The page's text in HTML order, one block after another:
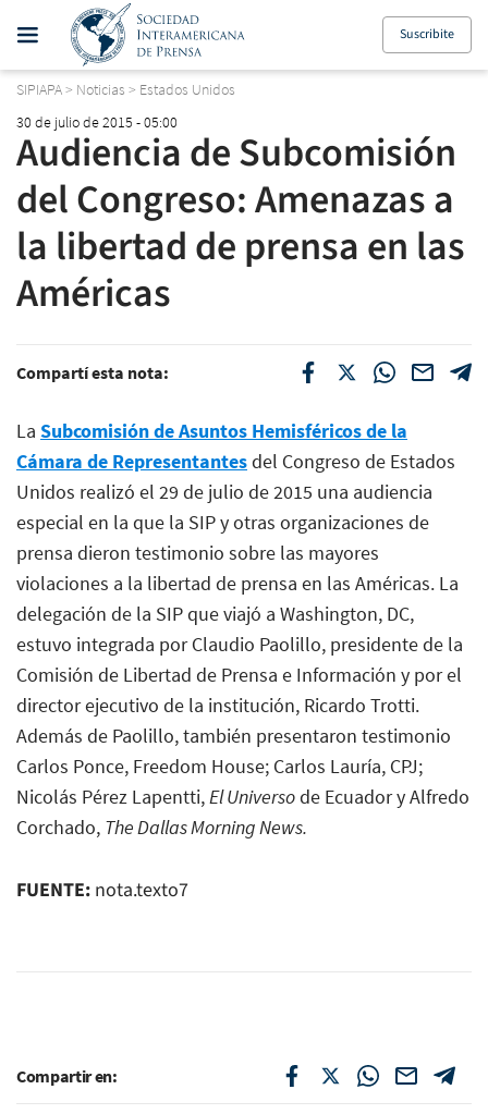
Suscribite
SIPIAPA> Noticias > Estados Unidos
30 de julio de 2015 - 05:00
Audiencia de Subcomisión
del Congreso: Amenazas a
la libertad de prensa en las
Américas
Compartí esta nota:
La Subcomisión de Asuntos Hemisféricos de la
Cámara de Representantesdel Congreso de Estados
Unidos realizó el 29 de julio de 2015 una audiencia
especial en la que la SIP y otras organizaciones de
prensa dieron testimonio sobre las mayores
violaciones a la libertad de prensa en las Américas. La
delegación de la SIP que viajó a Washington, DC,
estuvo integrada por Claudio Paolillo, presidente de la
Comisión de Libertad de Prensa e Información y por el
director ejecutivo de la institución, Ricardo Trotti.
Además de Paolillo, también presentaron testimonio
Carlos Ponce, Freedom House; Carlos Lauría, CPJ;
Nicolás Pérez Lapentti,El Universode Ecuador y Alfredo
Corchado, The Dallas Morning News.
FUENTE: nota.texto7
Compartir en: